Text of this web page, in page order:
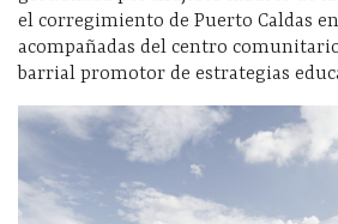
el corregimiento de Puerto Caldas
acompañadas del centro
barrial promotor de estrategias